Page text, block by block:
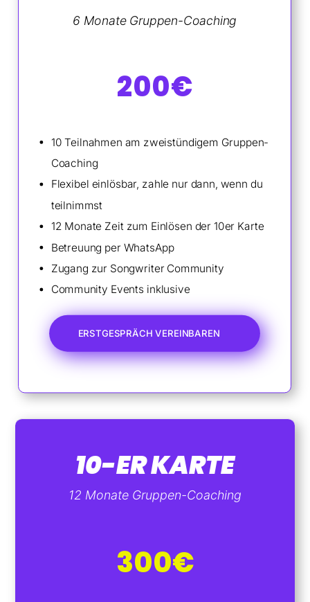
6 Monate Gruppen-Coaching
200€
10 Teilnahmen am zweistündigem Gruppen-
Coaching
Flexibel einlösbar, zahle nur dann, wenn du
teilnimmst
12 Monate Zeit zum Einlösen der 10er Karte
Betreuung per WhatsApp
Zugang zur Songwriter Community
Community Events inklusive
ERSTGESPRÄCH VEREINBAREN
10-ER KARTE
12 Monate Gruppen-Coaching
300€